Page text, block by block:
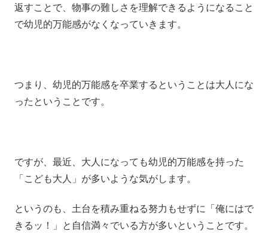
返すことで、物事の難しさを理解できるようになること
で幼児的万能感がなくなっていきます。
つまり、幼児的万能感を卒業するということは大人にな
ったということです。
ですが、最近、大人になっても幼児的万能感を持った
「こども大人」が多いような気がします。
というのも、土台を積み重ねる努力もせずに「俺にはで
きるッ！」と自信満々でいる方が多いということです。